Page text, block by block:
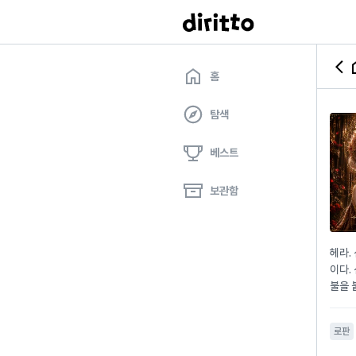
홈
탐색
베스트
보관함
헤라.
이다.
불을
천들
로판